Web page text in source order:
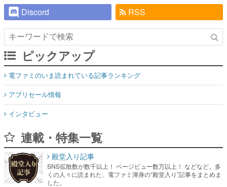
Discord
RSS
ピックアップ
電ファミのいま読まれている記事ランキング
アプリセール情報
インタビュー
連載・特集一覧
殿堂入り記事
SNS拡散数が数千以上！ ページビュー数万以上！ などなど。多
くの人々に読まれた、電ファミ渾身の“殿堂入り”記事をまとめま
した。